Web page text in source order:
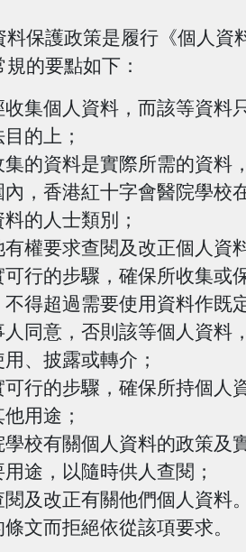
保護政策是履行《個人
的要點如下：
集個人資料，而該等資料
的上；
的資料是實際所需的資料
，香港紅十字會醫院學校
的人士類別；
權要求查閱及改正個人資
行的步驟，確保所收集或
得超過需要使用資料作既
同意，否則該等個人資料
、披露或轉介；
行的步驟，確保所持個人
用途；
校有關個人資料的政策及
途，以隨時供人查閱；
及改正有關他們個人資料
文而拒絕依從該項要求。